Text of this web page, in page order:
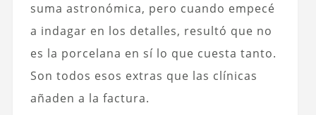
suma astronómica, pero cuando empecé
a indagar en los detalles, resultó que no
es la porcelana en sí lo que cuesta tanto.
Son todos esos extras que las clínicas
añaden a la factura.